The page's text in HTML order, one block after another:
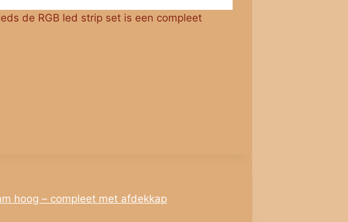
de RGB led strip set is een compleet
hoog – compleet met afdekkap